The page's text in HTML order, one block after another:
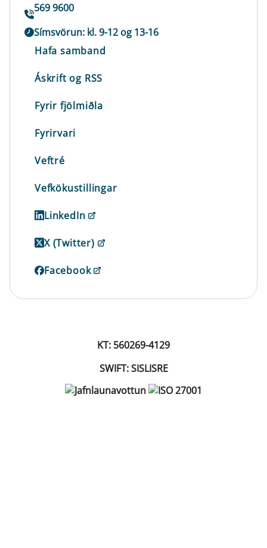
569 9600
Símsvörun: kl. 9-12 og 13-16
Hafa samband
Áskrift og RSS
Fyrir fjölmiðla
Fyrirvari
Veftré
Vefkökustillingar
LinkedIn
X (Twitter)
Facebook
KT: 560269-4129
SWIFT: SISLISRE